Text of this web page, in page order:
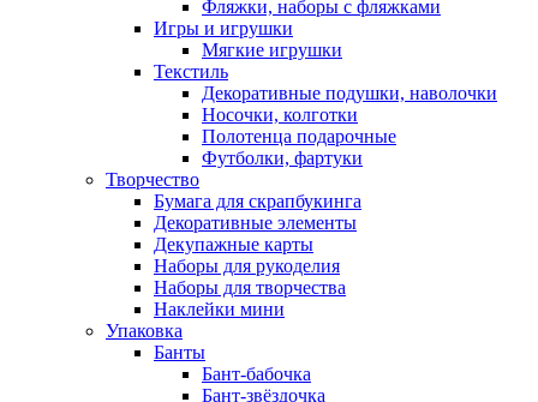
Фляжки, наборы с фляжками
Игры и игрушки
Мягкие игрушки
Текстиль
Декоративные подушки, наволочки
Носочки, колготки
Полотенца подарочные
Футболки, фартуки
Творчество
Бумага для скрапбукинга
Декоративные элементы
Декупажные карты
Наборы для рукоделия
Наборы для творчества
Наклейки мини
Упаковка
Банты
Бант-бабочка
Бант-звёздочка